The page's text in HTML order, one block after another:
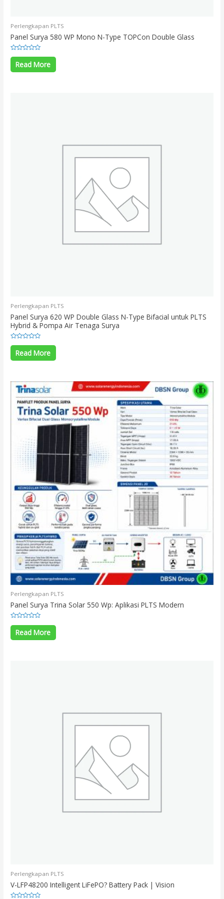
Perlengkapan PLTS
Panel Surya 580 WP Mono N-Type TOPCon Double Glass
Rated
out
of
Read More
Perlengkapan PLTS
Panel Surya 620 WP Double Glass N-Type Bifacial untuk PLTS
Hybrid & Pompa Air Tenaga Surya
Rated
out
of
Read More
Perlengkapan PLTS
Panel Surya Trina Solar 550 Wp: Aplikasi PLTS Modern
Rated
out
of
Read More
Perlengkapan PLTS
V-LFP48200 Intelligent LiFePO? Battery Pack | Vision